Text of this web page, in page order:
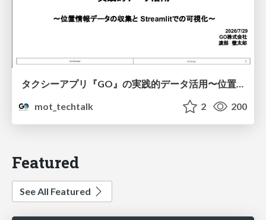
タクシーアプリ『GO』の実践的データ活用〜位置情報データの収集とStreamlitでの可視化〜
mot_techtalk
2 200
Featured
See All Featured